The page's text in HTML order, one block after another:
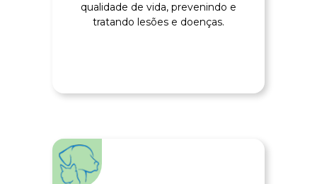
qualidade de vida, prevenindo e
tratando lesões e doenças.